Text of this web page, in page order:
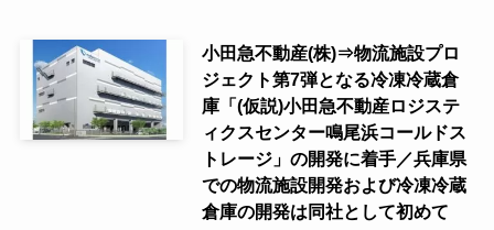
小田急不動産(株)⇒物流施設プロ
ジェクト第7弾となる冷凍冷蔵倉
庫「(仮説)小田急不動産ロジステ
ィクスセンター鳴尾浜コールドス
トレージ」の開発に着手／兵庫県
での物流施設開発および冷凍冷蔵
倉庫の開発は同社として初めて